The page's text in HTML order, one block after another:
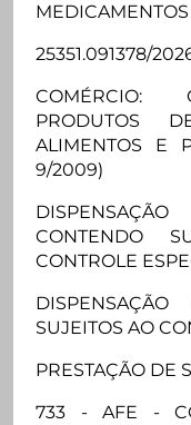
25351.091378/
COMÉRCIO:
PRODUTOS
ALIMENTOS E
9/2009)
CONTENDO
CONTROLE
SUJEITOS AO
PRESTAÇÃO DE
733 - AFE -